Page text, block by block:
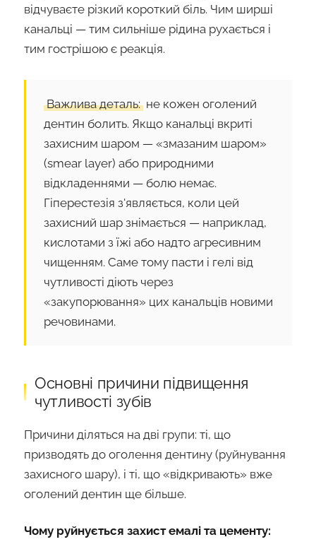
відчуваєте різкий короткий біль. Чим ширші
канальці — тим сильніше рідина рухається і
тим гострішою є реакція.
Важлива деталь: не кожен оголений
дентин болить. Якщо канальці вкриті
захисним шаром — «змазаним шаром»
(smear layer) або природними
відкладеннями — болю немає.
Гіперестезія з'являється, коли цей
захисний шар знімається — наприклад,
кислотами з їжі або надто агресивним
чищенням. Саме тому пасти і гелі від
чутливості діють через
«закупорювання» цих канальців новими
речовинами.
Основні причини підвищення
чутливості зубів
Причини діляться на дві групи: ті, що
призводять до оголення дентину (руйнування
захисного шару), і ті, що «відкривають» вже
оголений дентин ще більше.
Чому руйнується захист емалі та цементу: